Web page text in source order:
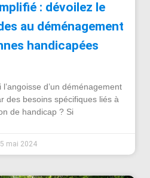
: dévoilez le
au déménagement
handicapées
d’un déménagement
des besoins spécifiques liés à
de handicap ? Si
mai 2024